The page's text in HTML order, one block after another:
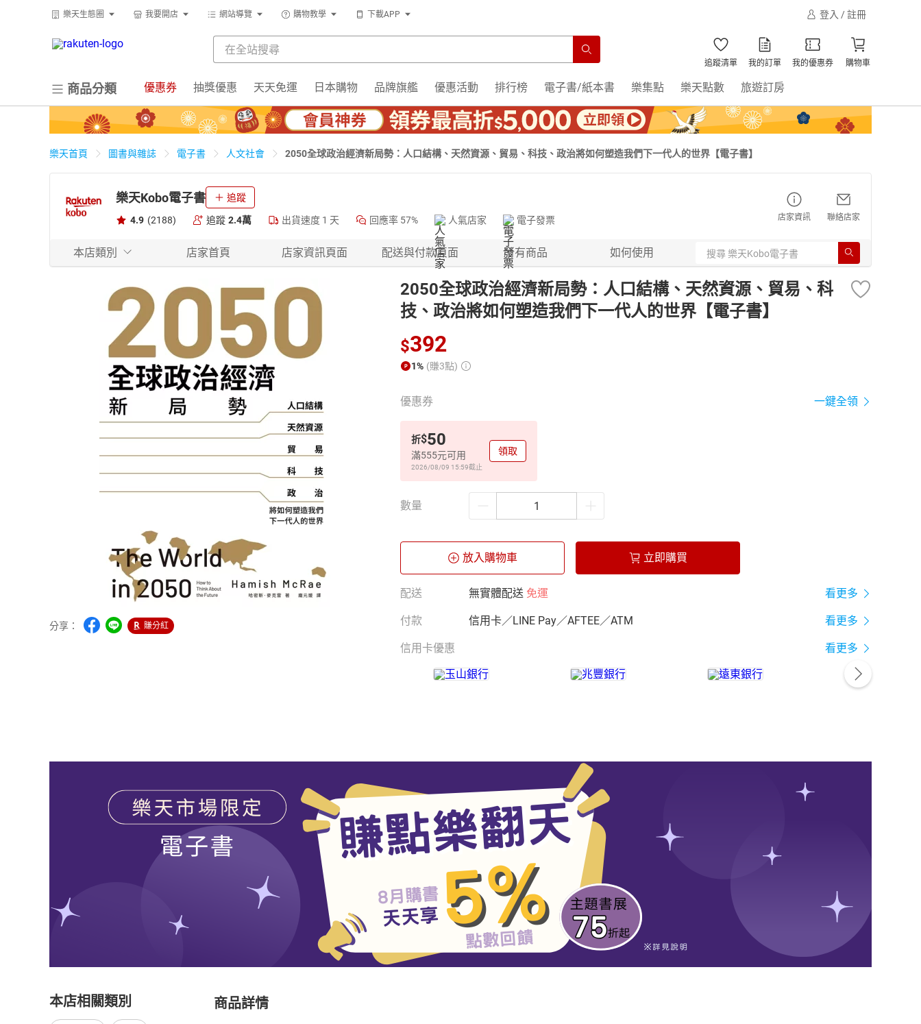
樂天生態圈 我要開店 網站導覽 購物教學 下載APP 登入 / 註冊
追蹤清單 我的訂單 我的優惠券 購物車
商品分類 優惠券 抽獎優惠 天天免運 日本購物 品牌旗艦 優惠活動 排行榜 電子書/紙本書 樂集點 樂天點數 旅遊訂房
樂天首頁 圖書與雜誌 電子書 人文社會 2050全球政治經濟新局勢：人口結構、天然資源、貿易、科技、政治將如何塑造我們下一代人的世界【電子書】
樂天Kobo電子書 追蹤
4.9 (2188) 追蹤 2.4萬 出貨速度 1 天 回應率 57% 人氣店家 電子發票 店家資訊 聯絡店家
本店類別 店家首頁 店家資訊頁面 配送與付款頁面 所有商品 如何使用
分享： 賺分紅
2050全球政治經濟新局勢：人口結構、天然資源、貿易、科
技、政治將如何塑造我們下一代人的世界【電子書】
$392
1% (賺3點)
優惠券 一鍵全領
折$50
滿555元可用
2026/08/09 15:59截止
領取
數量
放入購物車 立即購買
配送 無實體配送 免運 看更多
付款 信用卡／LINE Pay／AFTEE／ATM 看更多
信用卡優惠 看更多
本店相關類別 商品詳情